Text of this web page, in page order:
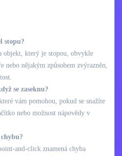
stopu?
objekt, který je stopou, obvykle
nebo nějakým způsobem zvýrazněn,
se zaseknu?
vám pomohou, pokud se snažíte
nebo možnost nápovědy v
and-click znamená chyba